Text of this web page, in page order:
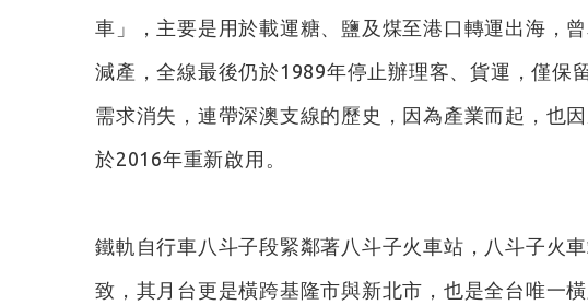
車」，主要是用於載運糖、鹽及煤至港口轉運出海，
減產，全線最後仍於1989年停止辦理客、貨運，僅保
需求消失，連帶深澳支線的歷史，因為產業而起，也
於2016年重新啟用。
鐵軌自行車八斗子段緊鄰著八斗子火車站，八斗子火
致，其月台更是橫跨基隆市與新北市，也是全台唯一